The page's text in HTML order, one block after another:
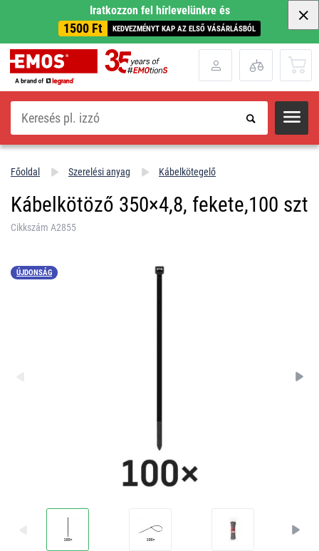
Iratkozzon fel hírlevelünkre és
1500 Ft KEDVEZMÉNYT KAP AZ ELSŐ VÁSÁRLÁSBÓL
Keresés
Főoldal Szerelési anyag Kábelkötegelő
Kábelkötöző 350×4,8, fekete,100 szt
Cikkszám A2855
ÚJDONSÁG